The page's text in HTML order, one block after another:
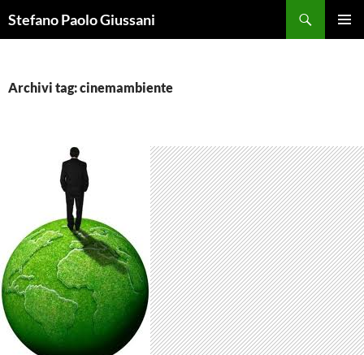
alStefano Paolo Giussani
Archivi tag: cinemambiente